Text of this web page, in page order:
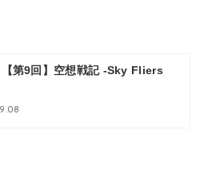
【第9回】空想戦記 -Sky Fliers